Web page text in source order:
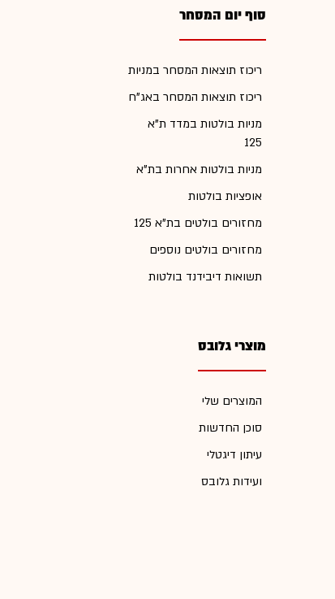
סוף יום המסחר
ריכוז תוצאות המסחר במניות
ריכוז תוצאות המסחר באג"ח
מניות בולטות במדד ת"א
125
מניות בולטות אחרות בת"א
אופציות בולטות
מחזורים בולטים בת"א 125
מחזורים בולטים נוספים
תשואות דיבידנד בולטות
מוצרי גלובס
המוצרים שלי
סוכן החדשות
עיתון דיגטלי
ועידות גלובס